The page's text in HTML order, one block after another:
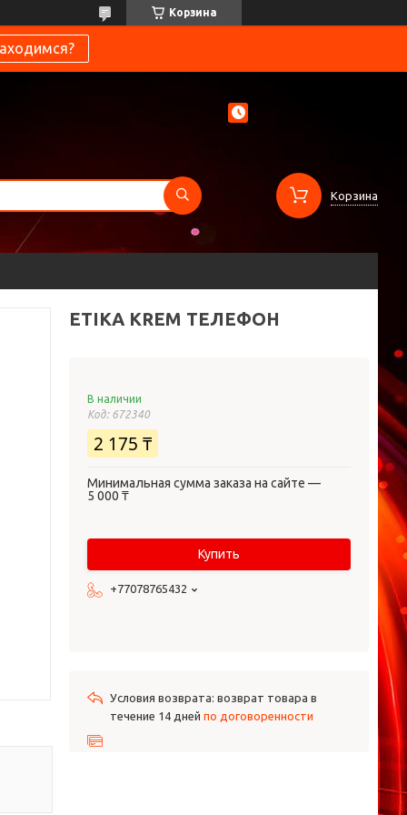
Корзина
Корзина
ETIKA KREM ТЕЛЕФОН
В наличии
Код: 672340
2 175 ₸
Минимальная сумма заказа на сайте —
5 000 ₸
Купить
+77078765432
возврат товара в
течение 14 дней по договоренности